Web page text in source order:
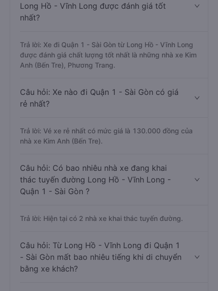
Long Hồ - Vĩnh Long được đánh giá tốt
nhất?
Trả lời: Xe đi Quận 1 - Sài Gòn từ Long Hồ - Vĩnh Long
được đánh giá chất lượng tốt nhất là những nhà xe Kim
Anh (Bến Tre), Phương Trang.
Câu hỏi: Xe nào đi Quận 1 - Sài Gòn có giá
rẻ nhất?
Trả lời: Vé xe rẻ nhất có mức giá là 130.000 đồng của
nhà xe Kim Anh (Bến Tre).
Câu hỏi: Có bao nhiêu nhà xe đang khai
thác tuyến đường Long Hồ - Vĩnh Long -
Quận 1 - Sài Gòn ?
Trả lời: Hiện tại có 2 nhà xe khai thác tuyến đường.
Câu hỏi: Từ Long Hồ - Vĩnh Long đi Quận 1
- Sài Gòn mất bao nhiêu tiếng khi di chuyển
bằng xe khách?